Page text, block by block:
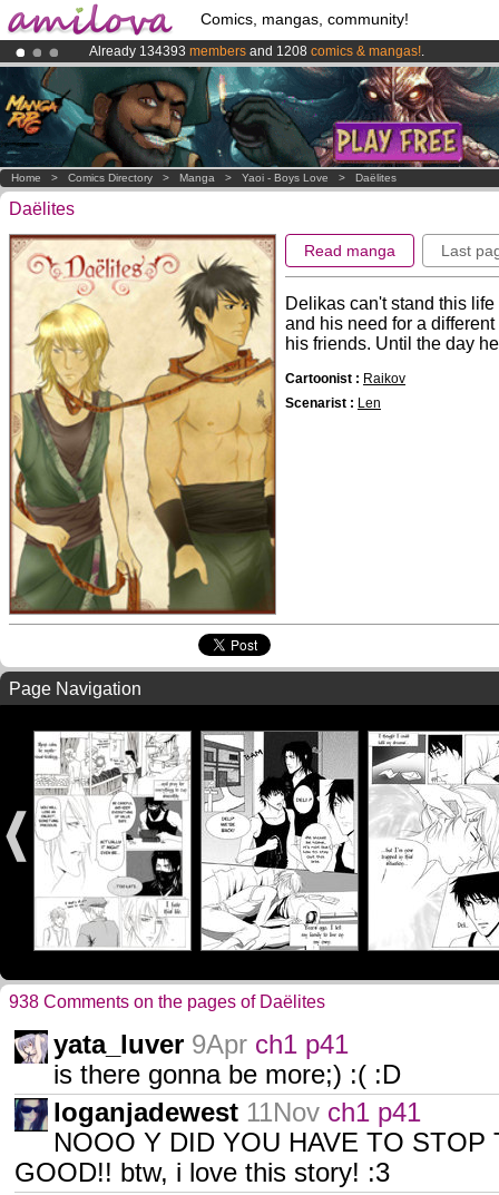
Comics, mangas, community!
Already 134393 members and 1208 comics & mangas!.
Premium membership from3.95 eurosper month !Get membership
AmilovaKickstarter is now LIVE!.
Home > Comics Directory > Manga > Yaoi - Boys Love > Daëlites
Daëlites
Read manga Last
Delikas can't stand this
and his need for a
his friends. Until the day
Cartoonist : Raikov
Scenarist : Len
Page Navigation
938 Comments on the pages of Daëlites
yata_luver 9Apr ch1 p41
is there gonna be more;) :( :D
loganjadewest 11Nov ch1 p41
NOOO Y DID YOU HAVE TO
GOOD!! btw, i love this story! :3